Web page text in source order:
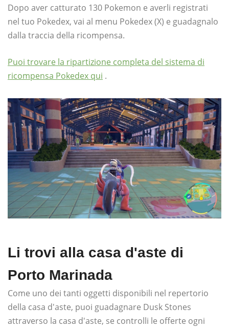
Dopo aver catturato 130 Pokemon e averli registrati
nel tuo Pokedex, vai al menu Pokedex (X) e guadagnalo
dalla traccia della ricompensa.
Puoi trovare la ripartizione completa del sistema di
ricompensa Pokedex qui .
Li trovi alla casa d'aste di
Porto Marinada
Come uno dei tanti oggetti disponibili nel repertorio
della casa d'aste, puoi guadagnare Dusk Stones
attraverso la casa d'aste, se controlli le offerte ogni